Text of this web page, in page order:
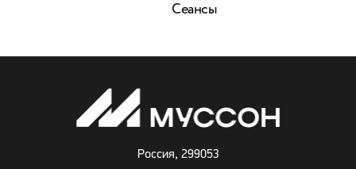
Сеансы
Россия, 299053